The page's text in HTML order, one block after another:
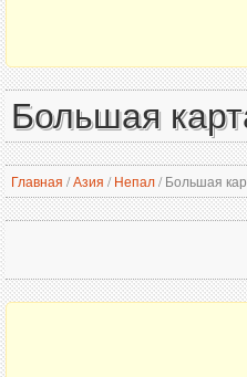
Большая
Главная /Азия / Непал/Большая